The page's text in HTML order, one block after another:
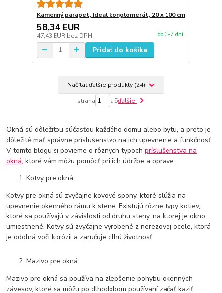
Kamenný parapet, Ideal konglomerát, 20 x 100 cm
58,34 EUR
47,43 EUR bez DPH do 3-7 dní
Pridať do košíka
Načítať ďalšie produkty (24)
strana z 5ďalšie
Okná sú dôležitou súčasťou každého domu alebo bytu, a preto je
dôležité mať správne príslušenstvo na ich upevnenie a funkčnosť.
V tomto blogu si povieme o rôznych typochpríslušenstva na
okná, ktoré vám môžu pomôcť pri ich údržbe a oprave.
Kotvy pre okná
Kotvy pre okná sú zvyčajne kovové spony, ktoré slúžia na
upevnenie okenného rámu k stene. Existujú rôzne typy kotiev,
ktoré sa používajú v závislosti od druhu steny, na ktorej je okno
umiestnené. Kotvy sú zvyčajne vyrobené z nerezovej ocele, ktorá
je odolná voči korózii a zaručuje dlhú životnosť.
Mazivo pre okná
Mazivo pre okná sa používa na zlepšenie pohybu okenných
závesov, ktoré sa môžu po dlhodobom používaní začať kaziť.